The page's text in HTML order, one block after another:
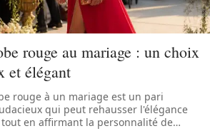
rouge au mariage : un choix
et élégant
rouge à un mariage est un pari
qui peut rehausser l'élégance
en affirmant la personnalité de…